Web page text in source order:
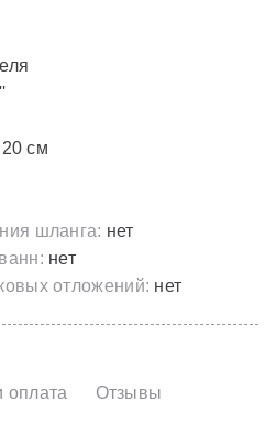
20 см
шланга: нет
нет
отложений: нет
оплата Отзывы